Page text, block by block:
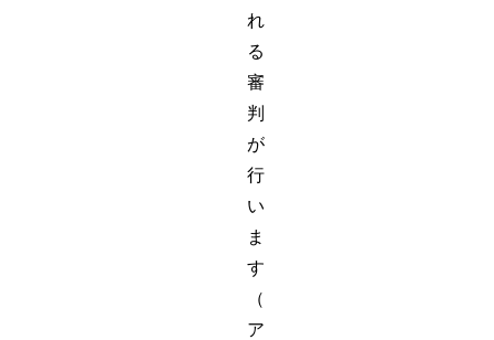
れ
る
審
判
が
行
い
ま
す
（
ア